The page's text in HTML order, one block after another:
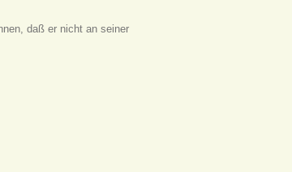
daß er nicht an seiner